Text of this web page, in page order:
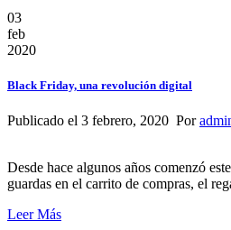
03
feb
2020
Black Friday, una revolución digital
Publicado el 3 febrero, 2020 Por
Desde hace algunos años comenzó
guardas en el carrito de compras, el
Leer Más